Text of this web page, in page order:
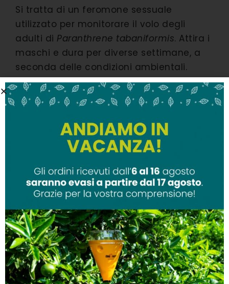
Si tratta di un feromone sessuale
utilizzato per monitorare il volo degli
adulti di Paranthrene tabaniformis. Attira i
maschi e dura per diverse settimane, a
seconda delle condizioni ambientali.
Il monitoraggio della popolazione adulta
ci aiuta a capire se è necessario un
trattamento fitosanitario e il momento
migliore per effettuarlo. Per fare ciò è
necessario posizionare le trappole nei
numerosa.
Possiamo anche utilizzare il feromone in
combinazione con unaTrappola Funnel
Árbolper la cattura di massa. Prodotto
dall’efficacia testata.
Come si applica?